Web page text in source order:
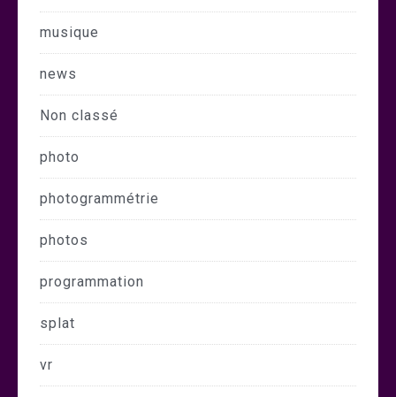
musique
news
Non classé
photo
photogrammétrie
photos
programmation
splat
vr